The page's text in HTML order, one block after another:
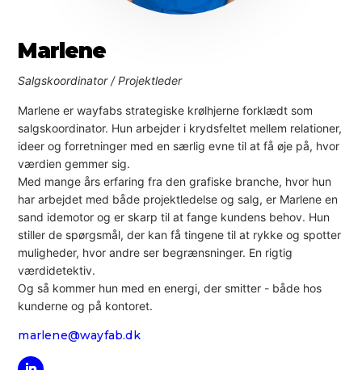
Marlene
Salgskoordinator / Projektleder
Marlene er wayfabs strategiske krølhjerne forklædt som
salgskoordinator. Hun arbejder i krydsfeltet mellem relationer,
ideer og forretninger med en særlig evne til at få øje på, hvor
værdien gemmer sig.
Med mange års erfaring fra den grafiske branche, hvor hun
har arbejdet med både projektledelse og salg, er Marlene en
sand idemotor og er skarp til at fange kundens behov. Hun
stiller de spørgsmål, der kan få tingene til at rykke og spotter
muligheder, hvor andre ser begrænsninger. En rigtig
værdidetektiv.
Og så kommer hun med en energi, der smitter - både hos
kunderne og på kontoret.
marlene@wayfab.dk